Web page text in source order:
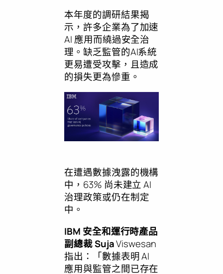
本年度的調研結果揭
示，許多企業為了加速
AI 應用而繞過安全治
理。缺乏監管的AI系統
更易遭受攻擊，且造成
的損失更為慘重。
在遭遇數據洩露的機構
中，63% 尚未建立 AI
治理政策或仍在制定
中。
IBM 安全和運行時產品
副總裁 SujaViswesan
指出：「數據表明 AI
應用與監管之間已存在